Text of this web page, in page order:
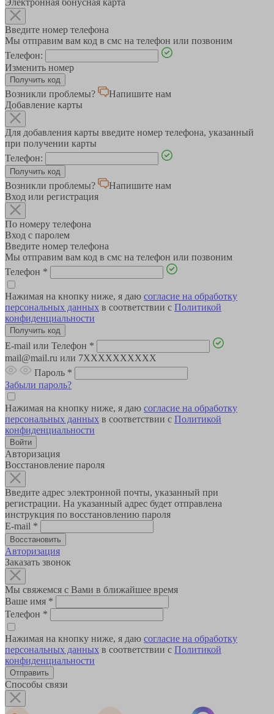
Электронная бонусная карта
Введите номер телефона
Мы отправим вам код в смс на телефон или позвоним
Телефон:
Изменить номер
Возникли проблемы?
Напишите нам
Добавление карты
Для добавления карты введите номер телефона, указанный
при получении карты
Телефон:
Возникли проблемы?
Напишите нам
Вход или регистрация
По номеру телефона
Вход с паролем
Введите номер телефона
Мы отправим вам код в смс на телефон или позвоним
Телефон *
Нажимая на кнопку ниже, я даю согласие на обработку
персональных данных в соответствии с Политикой
конфиденциальности
E-mail или Телефон *
mail@mail.ru или 7XXXXXXXXXX
Пароль *
Забыли пароль?
Нажимая на кнопку ниже, я даю согласие на обработку
персональных данных в соответствии с Политикой
конфиденциальности
Авторизация
Восстановление пароля
Введите адрес электронной почты, указанный при
регистрации. На указанный адрес будет отправлена
инструкция по восстановлению пароля
E-mail *
Авторизация
Заказать звонок
Мы свяжемся с Вами в ближайшее время
Ваше имя *
Телефон *
Нажимая на кнопку ниже, я даю согласие на обработку
персональных данных в соответствии с Политикой
конфиденциальности
Способы связи